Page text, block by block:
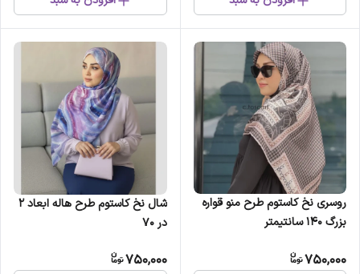
روسری نخ کاستوم طرح منو قواره
بزرگ 140 سانتیمتر
750,000
شال نخ کاستوم طرح هاله ابعاد 2
در 70
750,000